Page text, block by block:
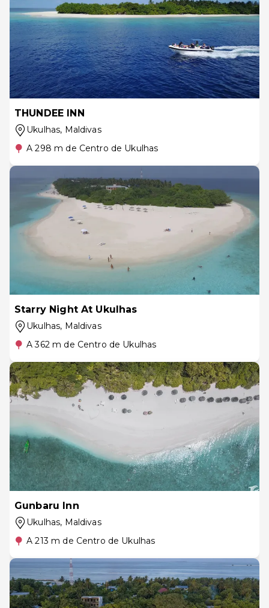
THUNDEE INN
Ukulhas, Maldivas
A 298 m de Centro de Ukulhas
Starry Night At Ukulhas
Ukulhas, Maldivas
A 362 m de Centro de Ukulhas
Gunbaru Inn
Ukulhas, Maldivas
A 213 m de Centro de Ukulhas